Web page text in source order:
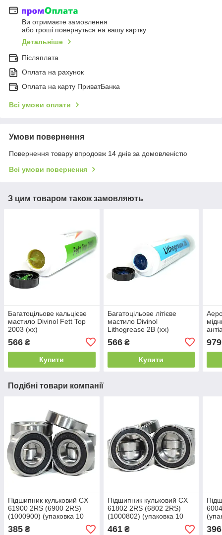
Ви отримаєте замовлення
або гроші повернуться на вашу картку
Детальніше
Післяплата
Оплата на рахунок
Оплата на карту ПриватБанка
Всі умови оплати
Умови повернення
Повернення товару впродовж 14 днів за домовленістю
Всі умови повернення
З цим товаром також замовляють
Багатоцільове кальцієве
мастило Divinol Fett Top
2003 (xx)
566 ₴
Купити
Багатоцільове літієве
мастило Divinol
Lithogrease 2B (xx)
566₴
Купити
979
Подібні товари компанії
Підшипник кульковий CX
61900 2RS (6900 2RS)
(1000900) (упаковка 10
штук) (10x22x6)
385 ₴
Підшипник кульковий CX
61802 2RS (6802 2RS)
(1000802) (упаковка 10
штук) (15x24x5)
461₴ 396